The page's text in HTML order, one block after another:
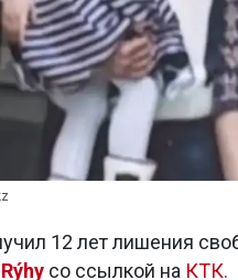
12 лет лишения
со ссылкой на КТК.